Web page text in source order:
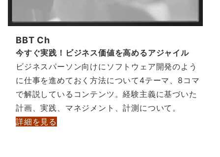
BBT Ch
今すぐ実践！ビジネス価値を高めるアジャイル
ビジネスパーソン向けにソフトウェア開発のよう
に仕事を進めておく方法について4テーマ、8コマ
で解説しているコンテンツ。経験主義に基づいた
計画、実践、マネジメント、計測について。
詳細を見る